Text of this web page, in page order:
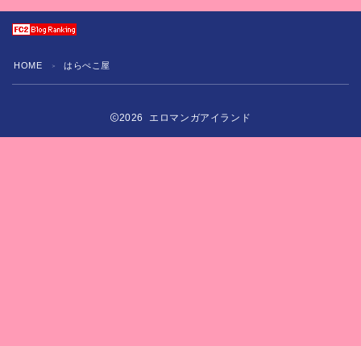
HOME ＞ はらぺこ屋
2026 エロマンガアイランド